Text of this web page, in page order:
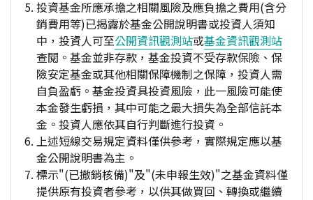
投資基金所應承擔之相關風險及應負擔之費用(含分
銷費用等)已揭露於基金公開說明書或投資人須知
中，投資人可至公開資訊觀測站或基金資訊觀測站
查閱。基金並非存款，基金投資不受存款保險、保
險安定基金或其他相關保障機制之保障，投資人需
自負盈虧。基金投資具投資風險，此一風險可能使
本金發生虧損，其中可能之最大損失為全部信託本
金。投資人應依其自行判斷進行投資。
上述短線交易規定資料僅供參考，實際規定應以基
金公開說明書為主。
標示"(已撤銷核備)"及"(未申報生效)"之基金資料僅
提供原有投資者參考，以供其做買回、轉換或繼續